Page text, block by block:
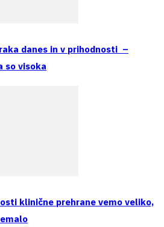
danes in v prihodnosti –
so visoka
klinične prehrane vemo veliko,